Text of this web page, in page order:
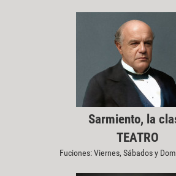
Sarmiento, la
TEATRO
Fuciones: Viernes, Sábados y